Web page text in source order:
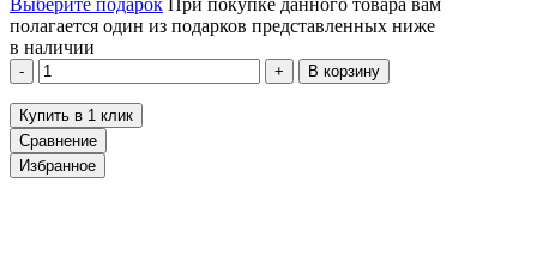
полагается один из подарков представленных ниже
в наличии
В корзину
Купить в 1 клик
Сравнение
Избранное